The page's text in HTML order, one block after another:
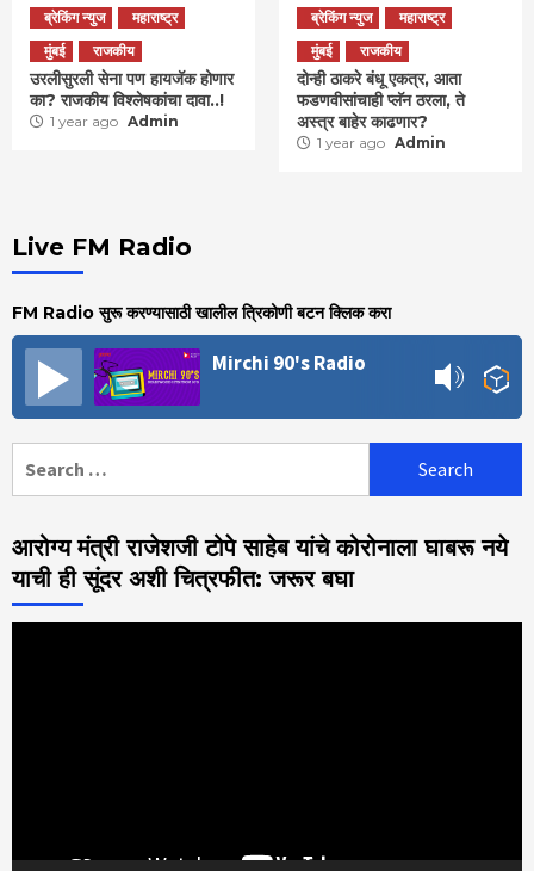
ब्रेकिंग न्युज
महाराष्ट्र
मुंबई
राजकीय
उरलीसुरली सेना पण हायजॅक होणार
का? राजकीय विश्लेषकांचा दावा..!
1 year ago Admin
ब्रेकिंग न्युज
महाराष्ट्र
मुंबई
राजकीय
दोन्ही ठाकरे बंधू एकत्र, आता
फडणवीसांचाही प्लॅन ठरला, ते
अस्त्र बाहेर काढणार?
1 year ago Admin
Live FM Radio
FM Radio सुरू करण्यासाठी खालील त्रिकोणी बटन क्लिक करा
Mirchi 90's Radio
for:
आरोग्य मंत्री राजेशजी टोपे साहेब यांचे कोरोनाला घाबरू नये
याची ही सूंदर अशी चित्रफीत: जरूर बघा